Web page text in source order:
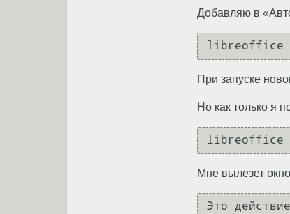
Добавляю в
При запуске
Но как только я
Мне вылезет
Это